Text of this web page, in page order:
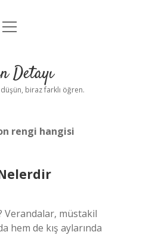
Uyarı
menüyü
Detayı
biraz farklı öğren.
rengi hangisi
Verandalar, müstakil
hem de kış aylarında